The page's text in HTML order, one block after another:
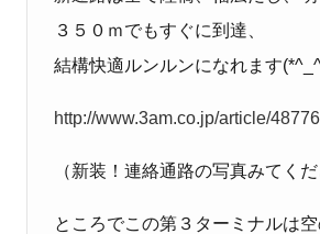
３５０ｍでもすぐに到達、
結構快適ルンルンになれます
http://www.3am.co.jp/article/
（新装！連絡通路の写真みてくだ
ところでこの第３ターミナルは